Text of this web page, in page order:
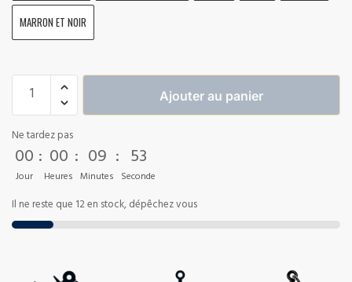
MARRON ET NOIR
Ajouter au panier
Ne tardez pas
00
Jour
: 00
Heures
: 09
Minutes
: 53
Seconde
Il ne reste que 12 en stock, dépêchez vous